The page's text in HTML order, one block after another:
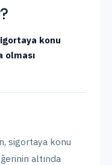
konu
olması
sigortaya konu
altında